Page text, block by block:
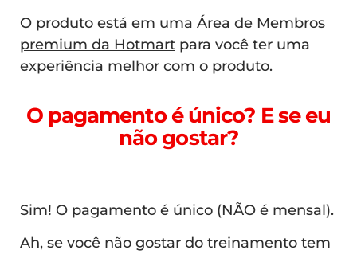
O produto está em uma Área de Membros
premium da Hotmart para você ter uma
experiência melhor com o produto.
O pagamento é único? E se eu
não gostar?
Sim! O pagamento é único (NÃO é mensal).
Ah, se você não gostar do treinamento tem